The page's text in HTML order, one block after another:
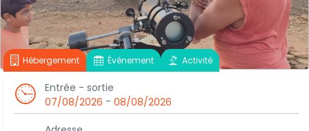
Hébergement Événement Activité
Entrée - sortie
07/08/2026 - 08/08/2026